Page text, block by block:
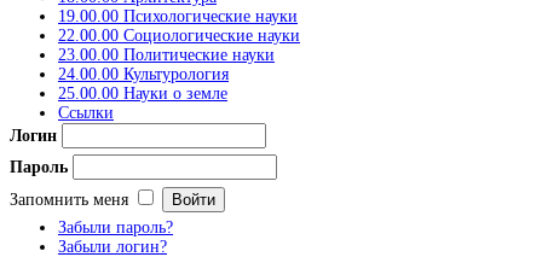
19.00.00 Психологические науки
22.00.00 Социологические науки
23.00.00 Политические науки
24.00.00 Культурология
25.00.00 Науки о земле
Ссылки
Логин
Пароль
Запомнить меня
Забыли пароль?
Забыли логин?